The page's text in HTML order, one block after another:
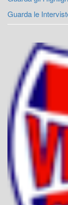
Guarda le